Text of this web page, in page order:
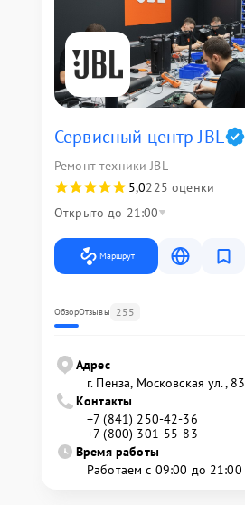
Сервисный центр JBL
Ремонт техники JBL
5,0225 оценки
Открыто до 21:00
Маршрут
ОбзорОтзывы 255
Адрес
г. Пенза, Московская ул., 83
Контакты
+7 (841) 250-42-36
+7 (800) 301-55-83
Время работы
Работаем с 09:00 до 21:00